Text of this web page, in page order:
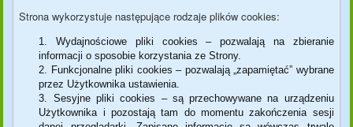
Strona wykorzystuje następujące rodzaje plików cookies:
Wydajnościowe pliki cookies – pozwalają na zbieranie
informacji o sposobie korzystania ze Strony.
Funkcjonalne pliki cookies – pozwalają „zapamiętać” wybrane
przez Użytkownika ustawienia.
Sesyjne pliki cookies – są przechowywane na urządzeniu
Użytkownika i pozostają tam do momentu zakończenia sesji